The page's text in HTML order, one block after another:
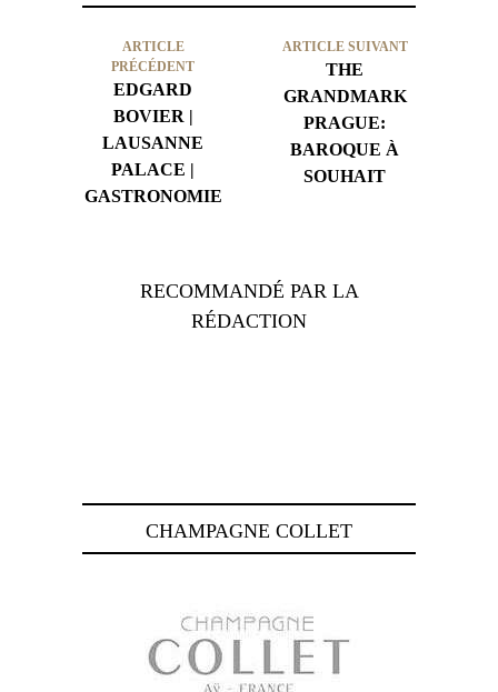
ARTICLE
PRÉCÉDENT
EDGARD
BOVIER |
LAUSANNE
PALACE |
GASTRONOMIE
ARTICLE SUIVANT
THE
GRANDMARK
PRAGUE:
BAROQUE À
SOUHAIT
RECOMMANDÉ PAR LA
RÉDACTION
CHAMPAGNE COLLET